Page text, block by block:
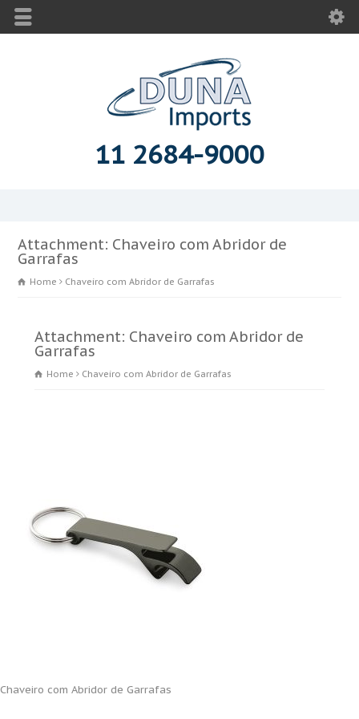
11 2684-9000
Attachment: Chaveiro com Abridor de
Garrafas
Home Chaveiro com Abridor de Garrafas
Attachment: Chaveiro com Abridor de
Garrafas
Home Chaveiro com Abridor de Garrafas
Chaveiro com Abridor de Garrafas